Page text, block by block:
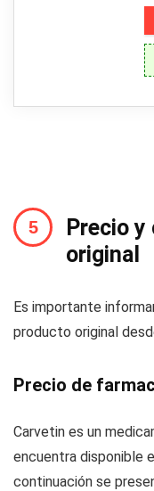
Precio y
original
Es importante
producto original
Precio de
Carvetin es un
encuentra disponible
continuación se